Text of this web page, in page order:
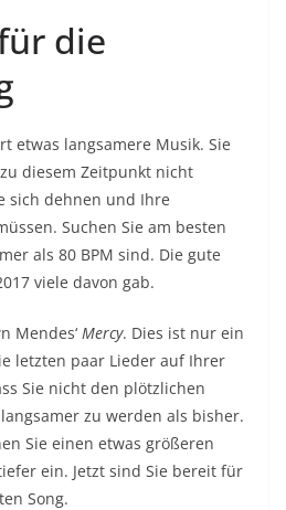
die
etwas langsamere Musik. Sie
diesem Zeitpunkt nicht
sich dehnen und Ihre
Suchen Sie am besten
als 80 BPM sind. Die gute
viele davon gab.
Mendes‘ Mercy. Dies ist nur ein
letzten paar Lieder auf Ihrer
Sie nicht den plötzlichen
zu werden als bisher.
Sie einen etwas größeren
ein. Jetzt sind Sie bereit für
Song.